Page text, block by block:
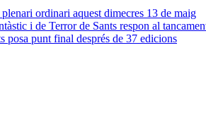
ordinari aquest dimecres 13 de maig
i de Terror de Sants respon al
posa punt final després de 37 edicions